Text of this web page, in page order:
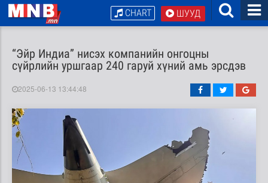
ШУУД
CHART
“Эйр Индиа” нисэх компанийн онгоцны
сүйрлийн уршгаар 240 гаруй хүний амь эрсдэв
2025-06-13 13:44:48